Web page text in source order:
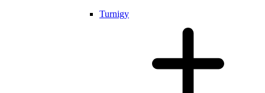
Turnigy